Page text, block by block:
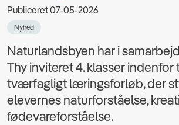
Publiceret 07-05-2026
Nyhed
Naturlandsbyen har i
Thy inviteret 4. klasser indenfor
tværfagligt læringsforløb, der
elevernes naturforståelse,
fødevareforståelse.